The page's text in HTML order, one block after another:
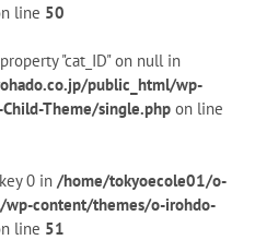
line 50
"cat_ID" on null in
public_html/wp-
Theme/single.php on line
0 in /home/tokyoecole01/o-
content/themes/o-irohdo-
line 51